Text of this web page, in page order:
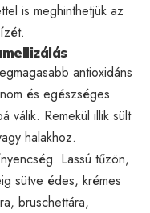
is meghinthetjük az
antioxidáns
és egészséges
válik. Remekül illik sült
halakhoz.
Lassú tűzön,
sütve édes, krémes
bruschettára,